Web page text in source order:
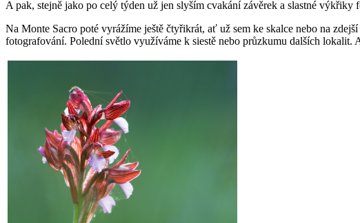
A pak, stejně jako po celý týden už jen slyším cvakání závěrek a slastné
Na Monte Sacro poté vyrážíme ještě čtyřikrát, ať už sem ke skalce nebo na
fotografování. Polední světlo využíváme k siestě nebo průzkumu dalších